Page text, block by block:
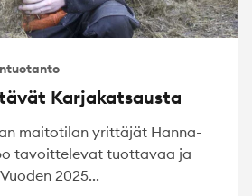
Karjakatsausta
maitotilan yrittäjät Hanna-
tavoittelevat tuottavaa ja
2025...